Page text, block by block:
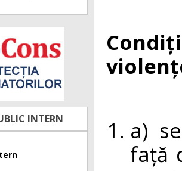
INTERN
a)
față